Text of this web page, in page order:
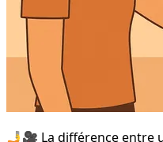
🤳🎥 La différence entre